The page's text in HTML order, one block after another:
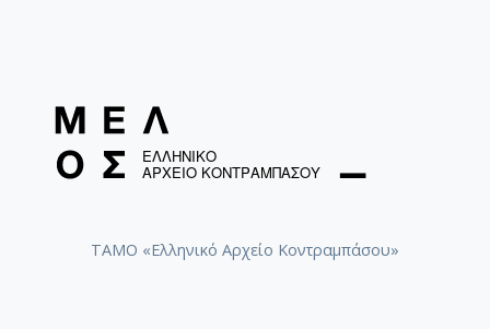
ΤΑΜΟ «Ελληνικό Αρχείο Κοντραμπάσου»